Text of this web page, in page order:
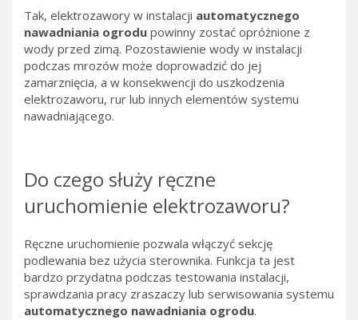
Tak, elektrozawory w instalacji automatycznego
nawadniania ogrodu powinny zostać opróżnione z
wody przed zimą. Pozostawienie wody w instalacji
podczas mrozów może doprowadzić do jej
zamarznięcia, a w konsekwencji do uszkodzenia
elektrozaworu, rur lub innych elementów systemu
nawadniającego.
Do czego służy ręczne
uruchomienie elektrozaworu?
Ręczne uruchomienie pozwala włączyć sekcję
podlewania bez użycia sterownika. Funkcja ta jest
bardzo przydatna podczas testowania instalacji,
sprawdzania pracy zraszaczy lub serwisowania systemu
automatycznego nawadniania ogrodu.